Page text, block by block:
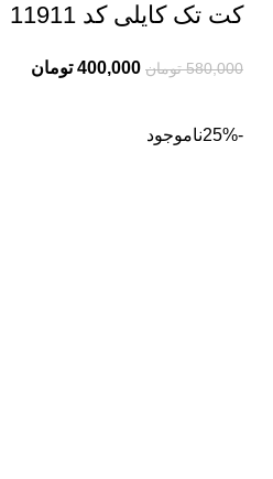
کت تک کایلی کد 11911
580,000 تومان 400,000 تومان
-25% ناموجود